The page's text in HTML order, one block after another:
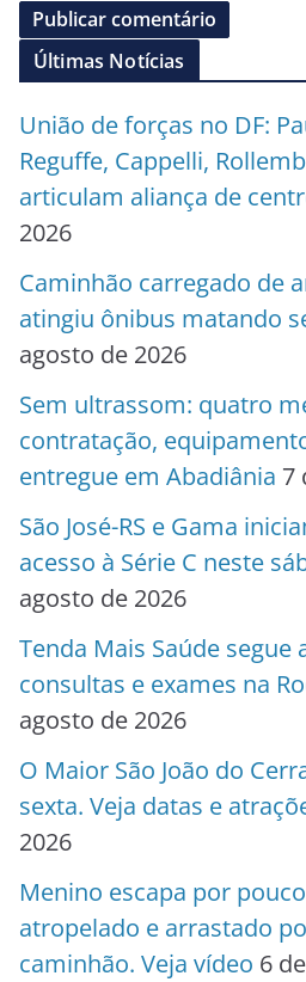
Últimas Notícias
União de forças no DF:
Reguffe, Cappelli,
articulam aliança de
2026
Caminhão carregado de
atingiu ônibus matando
agosto de 2026
Sem ultrassom: quatro
contratação,
entregue em Abadiânia 7
São José-RS e Gama
acesso à Série C neste
agosto de 2026
Tenda Mais Saúde segue
consultas e exames na
agosto de 2026
O Maior São João do
sexta. Veja datas e
2026
Menino escapa por
atropelado e arrastado
caminhão. Veja vídeo 6